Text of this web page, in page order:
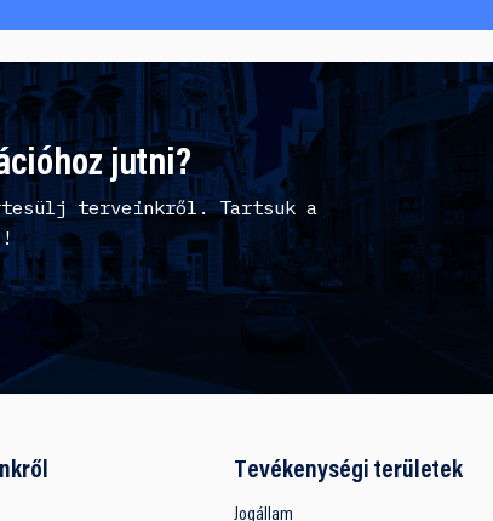
jutni?
terveinkről. Tartsuk a
Tevékenységi területek
Jogállam